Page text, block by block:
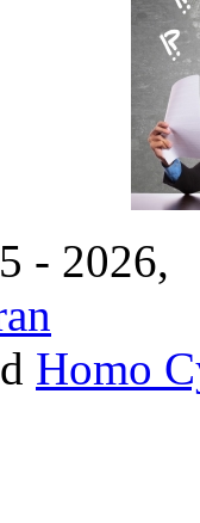
- 2026,
Homo